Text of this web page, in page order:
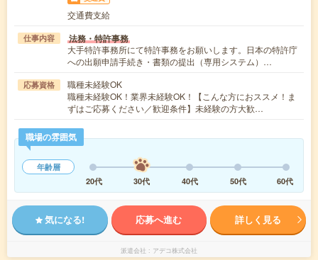
交通費支給
仕事内容 法務・特許事務
大手特許事務所にて特許事務をお願いします。日本の特許庁
への出願申請手続き・書類の提出（専用システム）…
応募資格
職種未経験OK
職種未経験OK！業界未経験OK！【こんな方におススメ！ま
ずはご応募ください／歓迎条件】未経験の方大歓…
職場の雰囲気
年齢層
20代
30代 40代 50代 60代
気になる! 応募へ進む 詳しく見る
派遣会社 アデコ株式会社